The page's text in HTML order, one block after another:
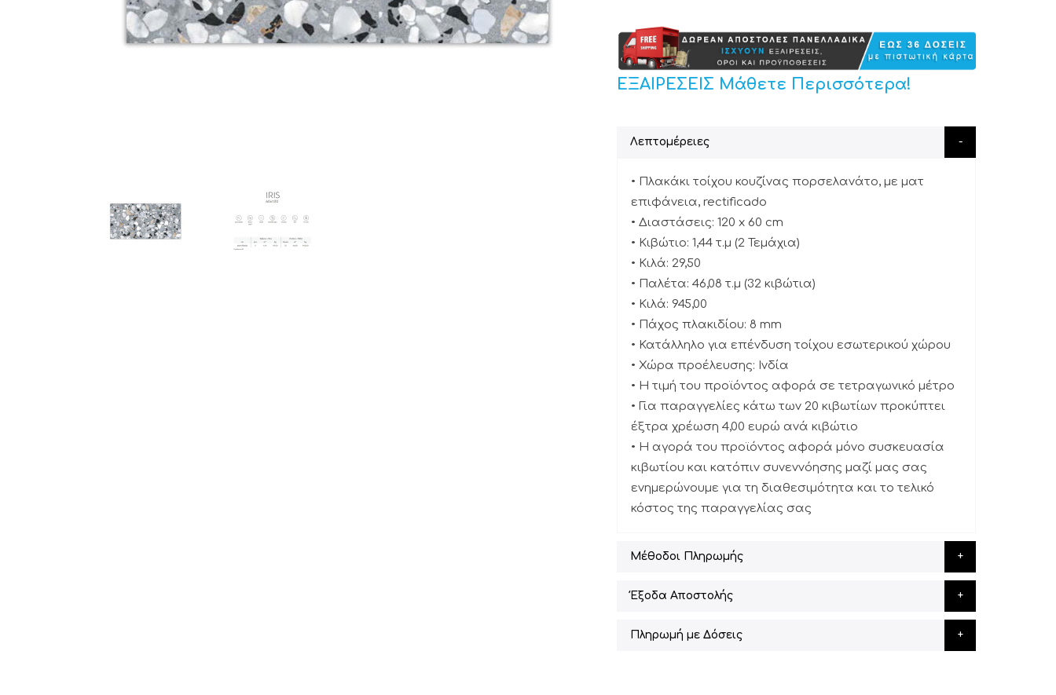
ΕΞΑΙΡΕΣΕΙΣ Μάθετε Περισσότερα!
Λεπτομέρειες
• Πλακάκι τοίχου κουζίνας πορσελανάτο, με ματ
επιφάνεια, rectificado
• Διαστάσεις: 120 x 60 cm
• Κιβώτιο: 1,44 τ.μ (2 Τεμάχια)
• Κιλά: 29,50
• Παλέτα: 46,08 τ.μ (32 κιβώτια)
• Κιλά: 945,00
• Πάχος πλακιδίου: 8 mm
• Κατάλληλο για επένδυση τοίχου εσωτερικού χώρου
• Χώρα προέλευσης: Ινδία
• Η τιμή του προϊόντος αφορά σε τετραγωνικό μέτρο
• Για παραγγελίες κάτω των 20 κιβωτίων προκύπτει
έξτρα χρέωση 4,00 ευρώ ανά κιβώτιο
• Η αγορά του προϊόντος αφορά μόνο συσκευασία
κιβωτίου και κατόπιν συνεννόησης μαζί μας σας
ενημερώνουμε για τη διαθεσιμότητα και το τελικό
κόστος της παραγγελίας σας
Μέθοδοι Πληρωμής
Έξοδα Αποστολής
Πληρωμή με Δόσεις